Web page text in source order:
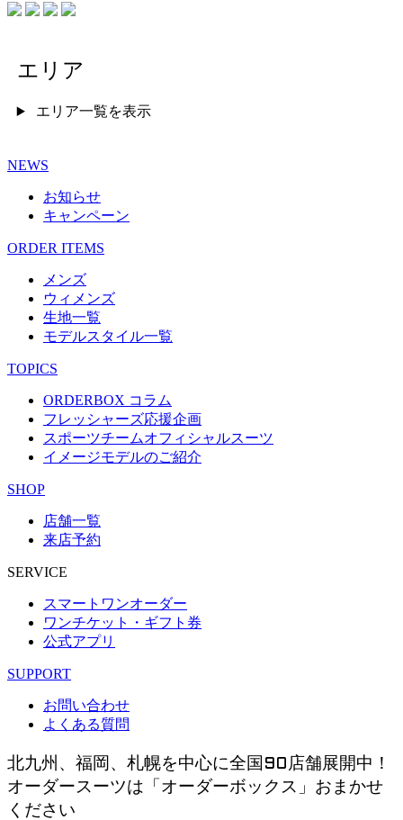
エリア
エリア一覧を表示
NEWS
お知らせ
キャンペーン
ORDER ITEMS
メンズ
ウィメンズ
生地一覧
モデルスタイル一覧
TOPICS
ORDERBOX コラム
フレッシャーズ応援企画
スポーツチームオフィシャルスーツ
イメージモデルのご紹介
SHOP
店舗一覧
来店予約
SERVICE
スマートワンオーダー
ワンチケット・ギフト券
公式アプリ
SUPPORT
お問い合わせ
よくある質問
北九州、福岡、札幌を中心に全国90店舗展開中！
オーダースーツは「オーダーボックス」おまかせ
ください